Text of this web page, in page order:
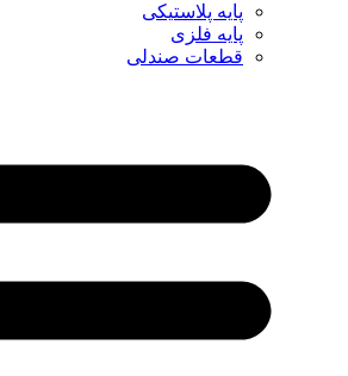
پایه پلاستیکی
پایه فلزی
قطعات صندلی